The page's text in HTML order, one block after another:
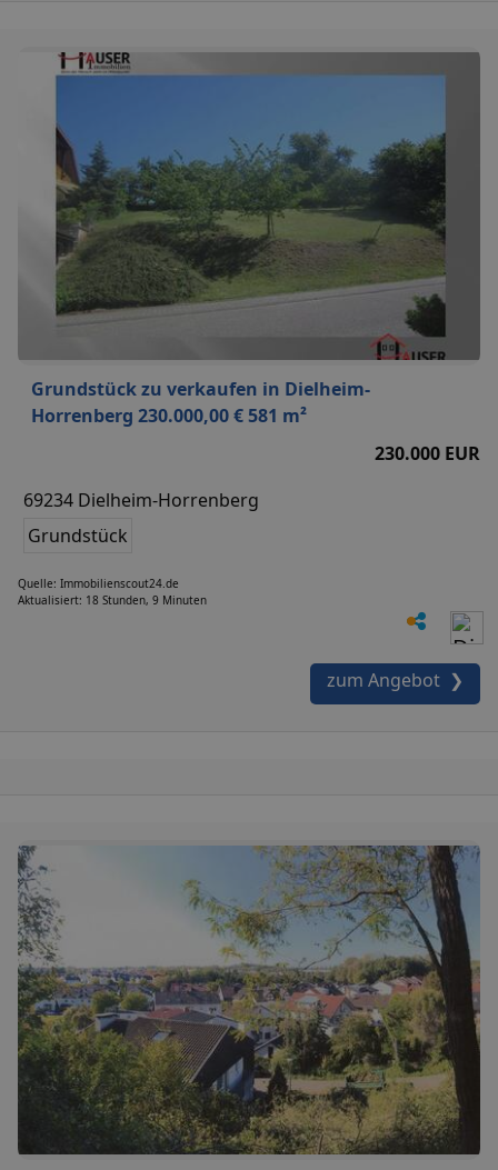
Grundstück zu verkaufen in Dielheim-
Horrenberg 230.000,00 € 581 m²
230.000 EUR
69234 Dielheim-Horrenberg
Grundstück
Quelle: Immobilienscout24.de
Aktualisiert: 18 Stunden, 9 Minuten
zum Angebot ❯